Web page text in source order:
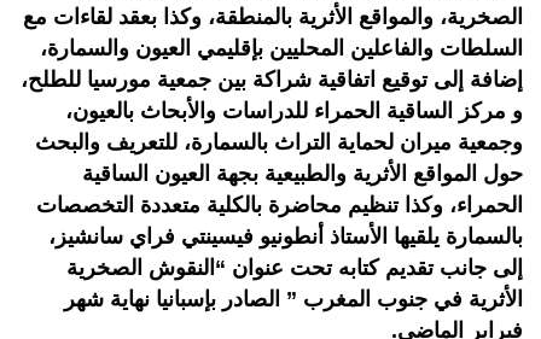
الصخرية، والمواقع الأثرية بالمنطقة، وكذا بعقد لقاءات مع
السلطات والفاعلين المحليين بإقليمي العيون والسمارة،
إضافة إلى توقيع اتفاقية شراكة بين جمعية مورسيا للطلح،
و مركز الساقية الحمراء للدراسات والأبحاث بالعيون،
وجمعية ميران لحماية التراث بالسمارة، للتعريف والبحث
حول المواقع الأثرية والطبيعية بجهة العيون الساقية
الحمراء، وكذا تنظيم محاضرة بالكلية متعددة التخصصات
بالسمارة يلقيها الأستاذ أنطونيو فيسينتي فراي سانشيز،
إلى جانب تقديم كتابه تحت عنوان “النقوش الصخرية
الأثرية في جنوب المغرب ” الصادر بإسبانيا نهاية شهر
فبراير الماضي.